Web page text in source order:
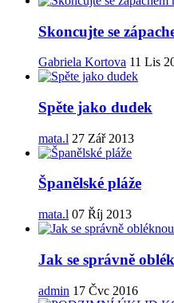
Skoncujte se
Gabriela Kortova 11 Lis
Spěte jako dudek
mata.l 27 Zář 2013
Španělské pláže
mata.l 07 Říj 2013
Jak se správně
admin 17 Čvc 2016